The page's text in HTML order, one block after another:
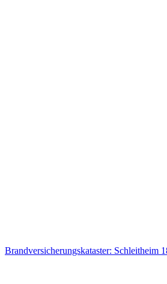
Brandversicherungskataster: Schleitheim